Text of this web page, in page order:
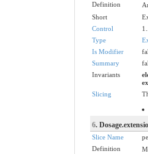
Definition
Short
Control
Type
Is Modifier
Summary
Invariants
Slicing
6.
Slice Name
Definition